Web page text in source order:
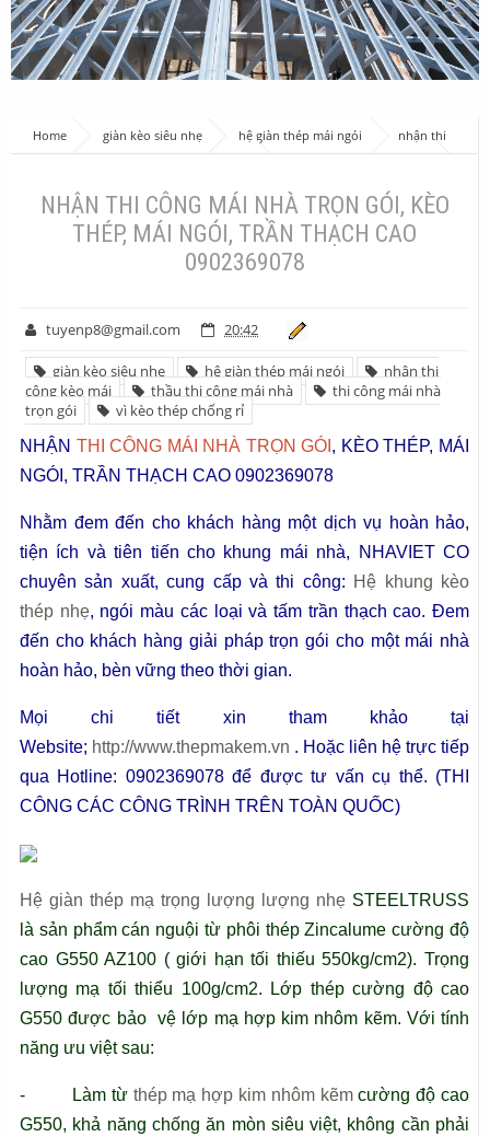
Home giàn kèo siêu nhẹ hệ giàn thép mái ngói
nhận thi
công kèo mái
thầu thi công mái nhà
thi công mái nhà trọn gói
NGÓI, TRẦN THẠCH CAO 0902369078
NHẬN THI CÔNG MÁI NHÀ TRỌN GÓI, KÈO
THÉP, MÁI NGÓI, TRẦN THẠCH CAO
0902369078
tuyenp8@gmail.com 20:42
giàn kèo siêu nhẹ hệ giàn thép mái ngói
nhận thi
công kèo mái
thầu thi công mái nhà
thi công mái nhà
trọn gói
vì kèo thép chống rỉ
NHẬN THI CÔNG MÁI NHÀ TRỌN GÓI , KÈO THÉP, MÁI
NGÓI, TRẦN THẠCH CAO 0902369078
Nhằm đem đến cho khách hàng một dịch vụ hoàn hảo,
tiện ích và tiên tiến cho khung mái nhà, NHAVIET CO
chuyên sản xuất, cung cấp và thi công: Hệ khung kèo
thép nhẹ, ngói màu các loại và tấm trần thạch cao. Đem
đến cho khách hàng giải pháp trọn gói cho một mái nhà
hoàn hảo, bèn vững theo thời gian.
Mọi chi tiết xin tham khảo tại
Website; http://www.thepmakem.vn . Hoặc liên hệ trực tiếp
qua Hotline: 0902369078 để được tư vấn cụ thể. (THI
CÔNG CÁC CÔNG TRÌNH TRÊN TOÀN QUỐC)
Hệ giàn thép mạ trọng lượng lượng nhẹ STEELTRUSS
là sản phẩm cán nguội từ phôi thép Zincalume cường độ
cao G550 AZ100 ( giới hạn tối thiếu 550kg/cm2). Trọng
lượng mạ tối thiểu 100g/cm2. Lớp thép cường độ cao
G550 được bảo vệ lớp mạ hợp kim nhôm kẽm. Với tính
năng ưu việt sau:
- Làm từ thép mạ hợp kim nhôm kẽmcường độ cao
G550, khả năng chống ăn mòn siêu việt, không cần phải